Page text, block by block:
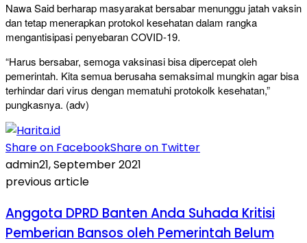
Nawa Said berharap masyarakat bersabar menunggu jatah vaksin
dan tetap menerapkan protokol kesehatan dalam rangka
mengantisipasi penyebaran COVID-19.
“Harus bersabar, semoga vaksinasi bisa dipercepat oleh
pemerintah. Kita semua berusaha semaksimal mungkin agar bisa
terhindar dari virus dengan mematuhi protokolk kesehatan,”
pungkasnya. (adv)
Share on FacebookShare on Twitter
admin21, September 2021
previous article
Anggota DPRD Banten Anda Suhada Kritisi
Pemberian Bansos oleh Pemerintah Belum